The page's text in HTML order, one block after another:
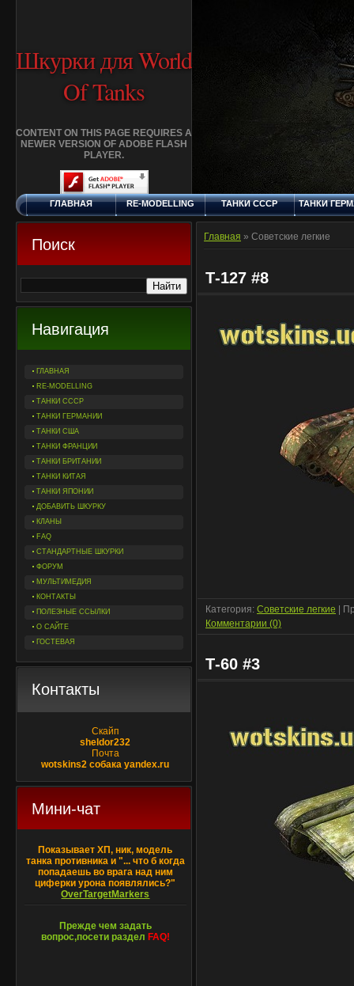
Шкурки для World
Of Tanks
CONTENT ON THIS PAGE REQUIRES A
NEWER VERSION OF ADOBE FLASH
PLAYER.
СУББОТА, 8.8.2026
ГЛАВНАЯ RE-MODELLING ТАНКИ СССР ТАНКИ
ДОБАВИТЬ
КЛАНЫ FAQ
Поиск
Навигация
ГЛАВНАЯ
RE-MODELLING
ТАНКИ СССР
ТАНКИ ГЕРМАНИИ
ТАНКИ США
ТАНКИ ФРАНЦИИ
ТАНКИ БРИТАНИИ
ТАНКИ КИТАЯ
ТАНКИ ЯПОНИИ
ДОБАВИТЬ ШКУРКУ
КЛАНЫ
FAQ
СТАНДАРТНЫЕ ШКУРКИ
ФОРУМ
МУЛЬТИМЕДИЯ
КОНТАКТЫ
ПОЛЕЗНЫЕ ССЫЛКИ
О САЙТЕ
ГОСТЕВАЯ
Контакты
Скайп
sheldor232
Почта
wotskins2 собака yandex.ru
Мини-чат
Показывает ХП, ник, модель
танка противника и "... что б когда
попадаешь во врага над ним
циферки урона появлялись?"
OverTargetMarkers
Прежде чем задать
вопрос,посети раздел FAQ!
Главная » Советские легкие
Т-127 #8
Категория: Советские легкие |
Комментарии (0)
Т-60 #3